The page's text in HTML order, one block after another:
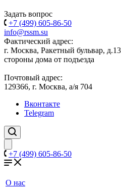
Задать вопрос
+7 (499) 605-86-50
info@rssm.su
Фактический адрес:
г. Москва, Ракетный бульвар,
стороны дома от подъезда
Почтовый адрес:
129366, г. Москва, а/я 704
Вконтакте
Telegram
+7 (499) 605-86-50
О нас